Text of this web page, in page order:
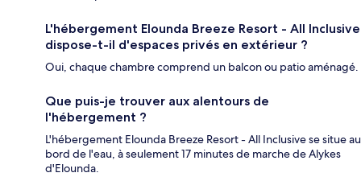
L'hébergement Elounda Breeze Resort - All Inclusive
dispose-t-il d'espaces privés en extérieur ?
Oui, chaque chambre comprend un balcon ou patio aménagé.
Que puis-je trouver aux alentours de
l'hébergement ?
L'hébergement Elounda Breeze Resort - All Inclusive se situe au
bord de l'eau, à seulement 17 minutes de marche de Alykes
d'Elounda.